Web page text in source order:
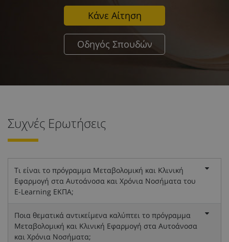
Κάνε Αίτηση
Οδηγός Σπουδών
Συχνές Ερωτήσεις
Τι είναι το πρόγραμμα Μεταβολομική και Κλινική
Εφαρμογή στα Αυτοάνοσα και Χρόνια Νοσήματα του
E-Learning ΕΚΠΑ;
Ποια θεματικά αντικείμενα καλύπτει το πρόγραμμα
Μεταβολομική και Κλινική Εφαρμογή στα Αυτοάνοσα
και Χρόνια Νοσήματα;